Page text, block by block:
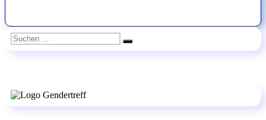
Suchen
nach:
Suchen